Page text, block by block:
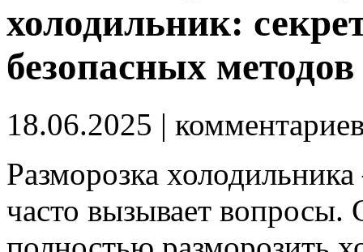
холодильник:
безопасных методов
18.06.2025 |
Разморозка
часто вызывает